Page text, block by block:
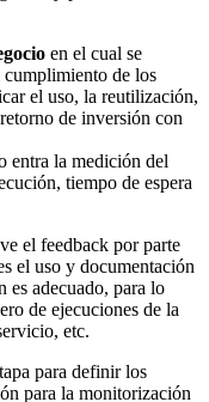
en el cual se
cumplimiento de los
el uso, la reutilización,
de inversión con
entra la medición del
tiempo de espera
el feedback por parte
el uso y documentación
es adecuado, para lo
de ejecuciones de la
etc.
para definir los
para la monitorización